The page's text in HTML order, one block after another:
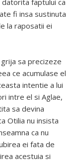
faptului ca
fi insa sustinuta
la raposatii ei
sa precizeze
ce acumulase el
intentie a lui
intre el si Aglae,
sa devina
Otilia nu insista
ca nu
ei fata de
acestuia si